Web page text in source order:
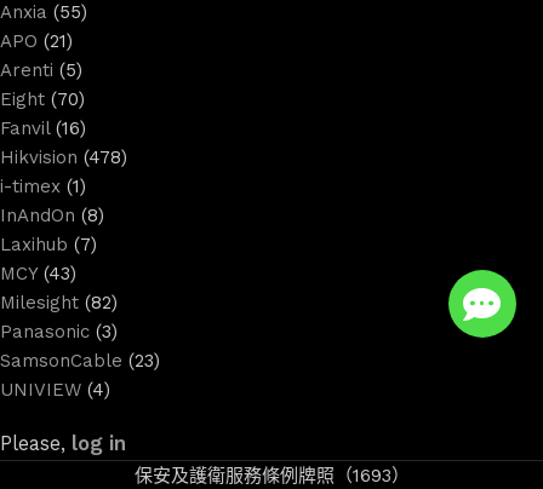
Anxia (55)
APO (21)
Arenti (5)
Eight (70)
Fanvil(16)
Hikvision (478)
i-timex (1)
InAndOn (8)
Laxihub (7)
MCY(43)
Milesight (82)
Panasonic (3)
SamsonCable (23)
UNIVIEW (4)
Please, log in
保安及護衛服務條例牌照（1693）